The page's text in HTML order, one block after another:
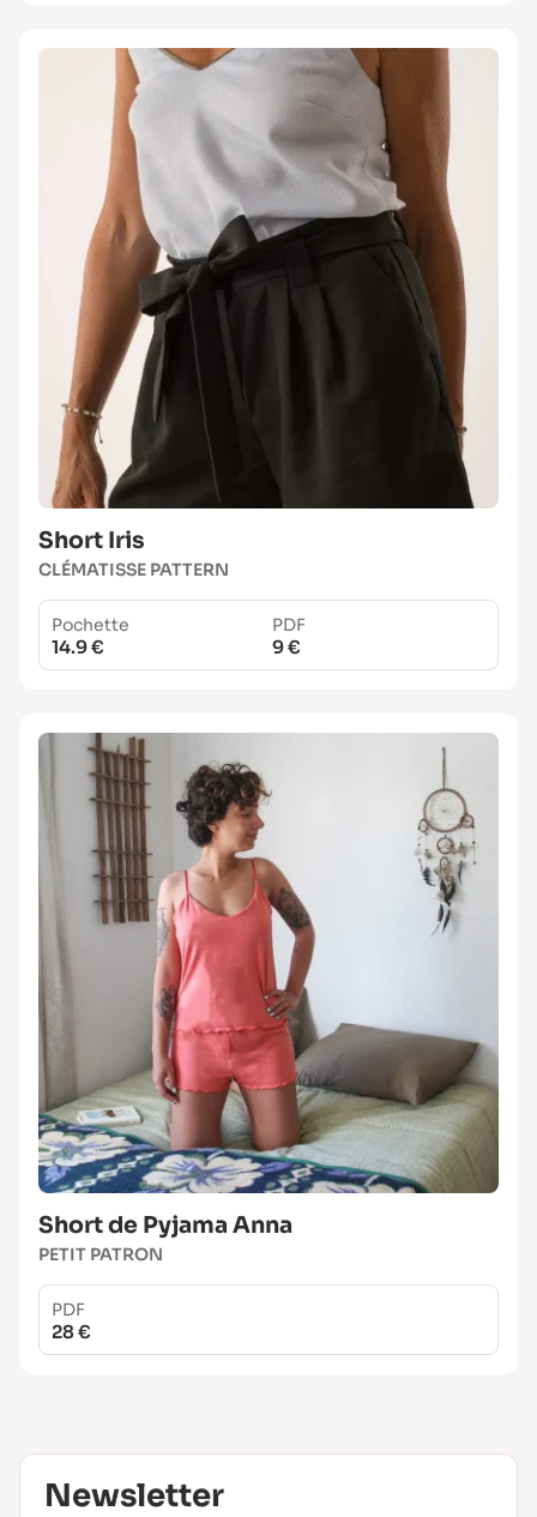
Short Iris
CLÉMATISSE PATTERN
Pochette
14.9 €
PDF
9 €
Short de Pyjama Anna
PETIT PATRON
PDF
28 €
Newsletter